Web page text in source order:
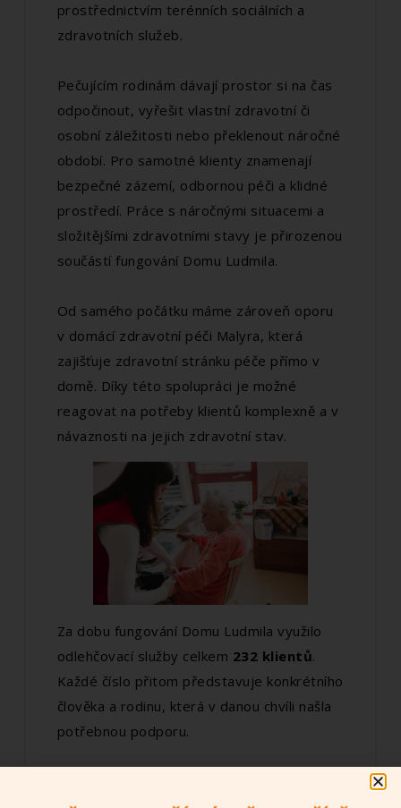
prostřednictvím terénních sociálních a
zdravotních služeb.
Pečujícím rodinám dávají prostor si na čas
odpočinout, vyřešit vlastní zdravotní či
osobní záležitosti nebo překlenout náročné
období. Pro samotné klienty znamenají
bezpečné zázemí, odbornou péči a klidné
prostředí. Práce s náročnými situacemi a
složitějšími zdravotními stavy je přirozenou
součástí fungování Domu Ludmila.
Od samého počátku máme zároveň oporu
v domácí zdravotní péči Malyra, která
zajišťuje zdravotní stránku péče přímo v
domě. Díky této spolupráci je možné
reagovat na potřeby klientů komplexně a v
návaznosti na jejich zdravotní stav.
Za dobu fungování Domu Ludmila využilo
odlehčovací služby celkem 232 klientů.
Každé číslo přitom představuje konkrétního
člověka a rodinu, která v danou chvíli našla
potřebnou podporu.